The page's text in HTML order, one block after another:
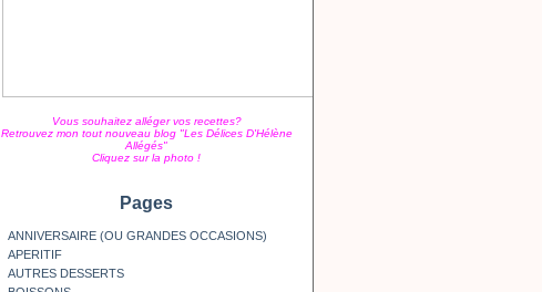
Vous souhaitez alléger vos recettes?
Retrouvez mon tout nouveau blog "Les Délices D'Hélène
Allégés"
Cliquez sur la photo !
Pages
ANNIVERSAIRE (OU GRANDES OCCASIONS)
APERITIF
AUTRES DESSERTS